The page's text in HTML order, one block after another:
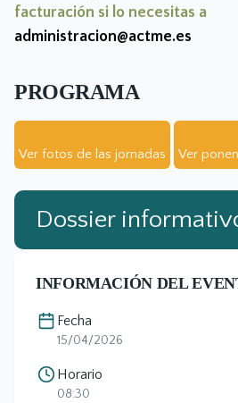
facturación si lo necesitas a
administracion@actme.es
PROGRAMA
Ver fotos de las jornadas Ver
Dossier
INFORMACIÓN DEL
Fecha
15/04/2026
Horario
08:30